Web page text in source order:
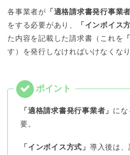
各事業者が 「適格請求書発行事業者
をする必要があり、
「インボイス
た内容を記載した請求書（これを
す）を発行しなければいけなくなり
「適格請求書発行事業者」 に
要。
「インボイス方式」 導入後は